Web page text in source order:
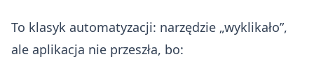
To klasyk automatyzacji: narzędzie „wyklikało”,
ale aplikacja nie przeszła, bo: